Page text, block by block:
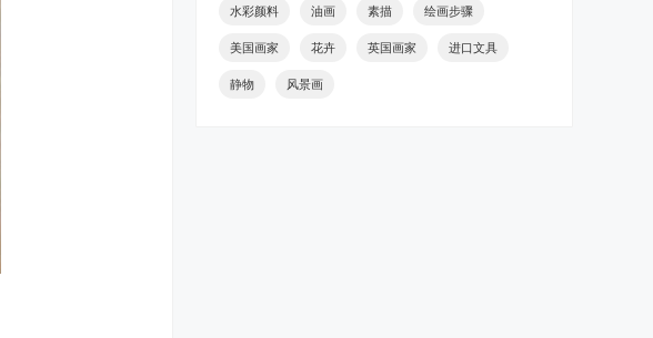
水彩颜料 油画 素描 绘画步骤
美国画家 花卉 英国画家 进口文具
静物 风景画